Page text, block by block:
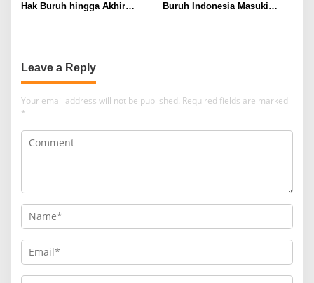
Hak Buruh hingga Akhir
Buruh Indonesia Masuki
Leave a Reply
Your email address will not be published. Required fields are marked
*